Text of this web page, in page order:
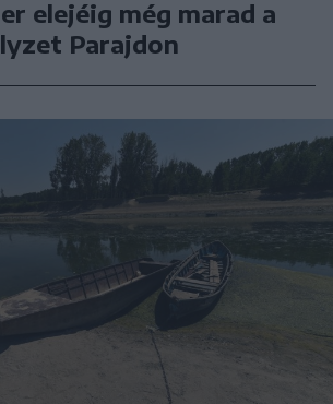
elejéig még marad a
Parajdon